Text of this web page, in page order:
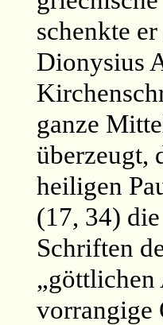
schenkte
Dionysius
ganze
überzeugt,
heiligen
(17, 34)
Schriften
„göttlichen
vorrangige